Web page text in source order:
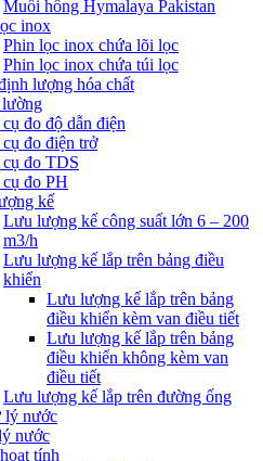
Muối hồng Hymalaya Pakistan
inox
Phin lọc inox chứa lõi lọc
Phin lọc inox chứa túi lọc
lượng hóa chất
đo độ dẫn điện
đo điện trở
đo TDS
đo PH
kế
Lưu lượng kế công suất lớn 6 – 200
m3/h
Lưu lượng kế lắp trên bảng điều
khiển
Lưu lượng kế lắp trên bảng
điều khiển kèm van điều tiết
Lưu lượng kế lắp trên bảng
điều khiển không kèm van
điều tiết
Lưu lượng kế lắp trên đường ống
lý nước
nước
tính